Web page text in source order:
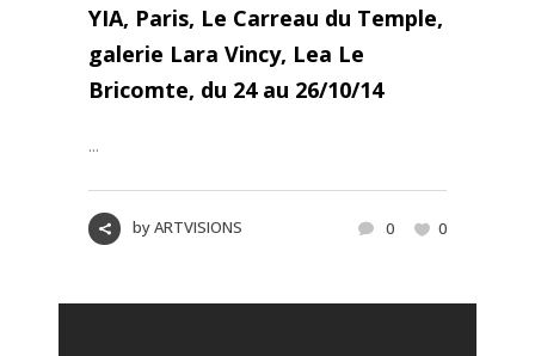
YIA, Paris, Le Carreau du Temple,
galerie Lara Vincy, Lea Le
Bricomte, du 24 au 26/10/14
...
byARTVISIONS 0 0